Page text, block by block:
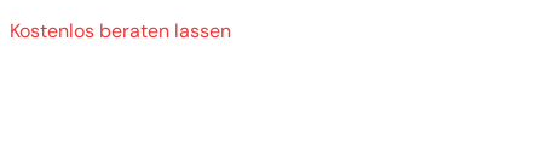
Kostenlos beraten lassen